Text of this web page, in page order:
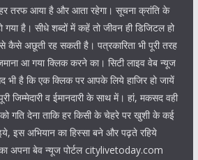
तरफ आया है और आता रहेगा। सूचना क्रांति के
है। सीधे शब्दों में कहें तो जीवन ही डिजिटल हो
कैसे अछूती रह सकती है। पत्रकारिता भी पूरी तरह
आ गया क्लिक करने का। सिटी लाइव वेब न्यूज
भी है कि एक क्लिक पर आपके लिये हाजिर हो जायें
जिम्मेदारी व ईमानदारी के साथ में। हां, मकसद वही
गति देना ताकि हर किसी के चेहरे पर खुशी के कई
इस अभियान का हिस्सा बने और पढ़ते रहिये
बेव न्यूज पोर्टल citylivetoday.com